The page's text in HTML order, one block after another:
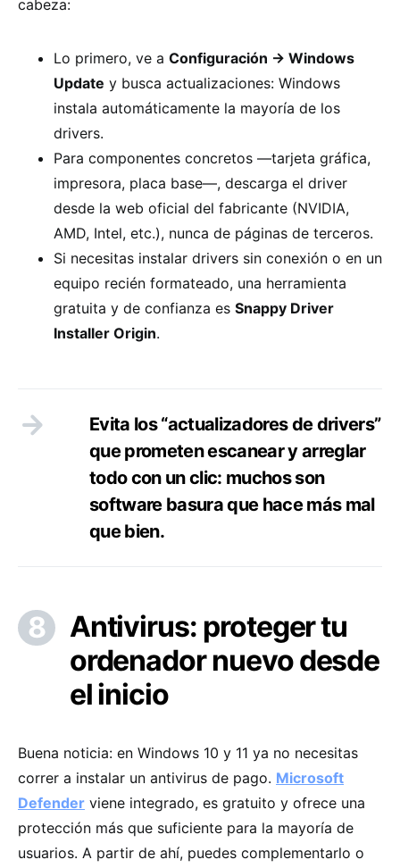
cabeza:
Lo primero, ve a Configuración → Windows
Update y busca actualizaciones: Windows
instala automáticamente la mayoría de los
drivers.
Para componentes concretos —tarjeta gráfica,
impresora, placa base—, descarga el driver
desde la web oficial del fabricante (NVIDIA,
AMD, Intel, etc.), nunca de páginas de terceros.
Si necesitas instalar drivers sin conexión o en un
equipo recién formateado, una herramienta
gratuita y de confianza es Snappy Driver
Installer Origin.
Evita los “actualizadores de drivers”
que prometen escanear y arreglar
todo con un clic: muchos son
software basura que hace más mal
que bien.
Antivirus: proteger tu
ordenador nuevo desde
el inicio
Buena noticia: en Windows 10 y 11 ya no necesitas
correr a instalar un antivirus de pago. Microsoft
Defender viene integrado, es gratuito y ofrece una
protección más que suficiente para la mayoría de
usuarios. A partir de ahí, puedes complementarlo o